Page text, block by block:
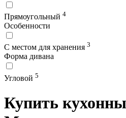
Прямоугольный 4
Особенности
С местом для хранения 3
Форма дивана
Угловой 5
Купить